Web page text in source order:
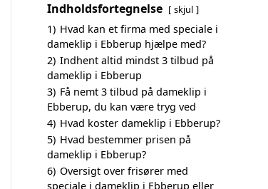
Indholdsfortegnelse skjul
1) Hvad kan et firma med speciale i
dameklip i Ebberup hjælpe med?
2) Indhent altid mindst 3 tilbud på
dameklip i Ebberup
3) Få nemt 3 tilbud på dameklip i
Ebberup, du kan være tryg ved
4) Hvad koster dameklip i Ebberup?
5) Hvad bestemmer prisen på
dameklip i Ebberup?
6) Oversigt over frisører med
speciale i dameklip i Ebberup eller